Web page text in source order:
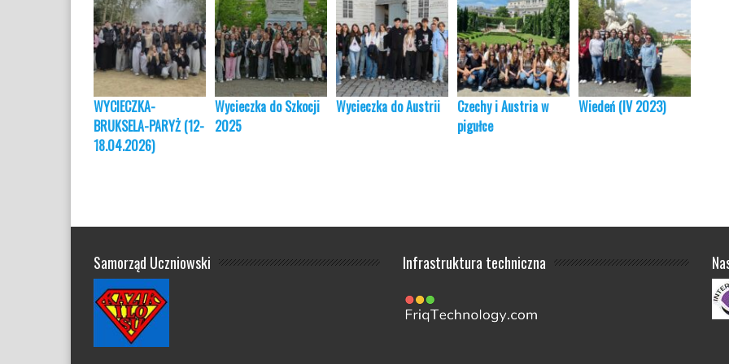
WYCIECZKA-
BRUKSELA-PARYŻ (12-
18.04.2026)
Wycieczka do Szkocji
2025
Wycieczka do Austrii
Czechy i Austria w
pigułce
Wiedeń (IV 2023)
Samorząd Uczniowski Infrastruktura techniczna